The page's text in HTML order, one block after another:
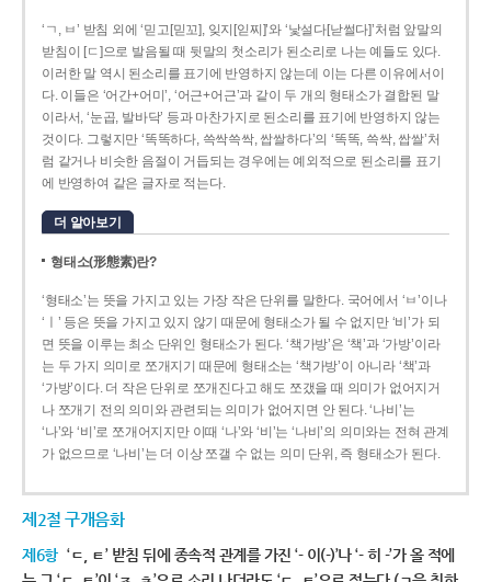
‘ㄱ, ㅂ’ 받침 외에 ‘믿고[믿꼬], 잊지[읻찌]’와 ‘낯설다[낟썰다]’처럼 앞말의
받침이 [ㄷ]으로 발음될 때 뒷말의 첫소리가 된소리로 나는 예들도 있다.
이러한 말 역시 된소리를 표기에 반영하지 않는데 이는 다른 이유에서이
다. 이들은 ‘어간+어미’, ‘어근+어근’과 같이 두 개의 형태소가 결합된 말
이라서, ‘눈곱, 발바닥’ 등과 마찬가지로 된소리를 표기에 반영하지 않는
것이다. 그렇지만 ‘똑똑하다, 쓱싹쓱싹, 쌉쌀하다’의 ‘똑똑, 쓱싹, 쌉쌀’처
럼 같거나 비슷한 음절이 거듭되는 경우에는 예외적으로 된소리를 표기
에 반영하여 같은 글자로 적는다.
더 알아보기
형태소(形態素)란?
‘형태소’는 뜻을 가지고 있는 가장 작은 단위를 말한다. 국어에서 ‘ㅂ’이나
‘ㅣ’ 등은 뜻을 가지고 있지 않기 때문에 형태소가 될 수 없지만 ‘비’가 되
면 뜻을 이루는 최소 단위인 형태소가 된다. ‘책가방’은 ‘책’과 ‘가방’이라
는 두 가지 의미로 쪼개지기 때문에 형태소는 ‘책가방’이 아니라 ‘책’과
‘가방’이다. 더 작은 단위로 쪼개진다고 해도 쪼갰을 때 의미가 없어지거
나 쪼개기 전의 의미와 관련되는 의미가 없어지면 안 된다. ‘나비’는
‘나’와 ‘비’로 쪼개어지지만 이때 ‘나’와 ‘비’는 ‘나비’의 의미와는 전혀 관계
가 없으므로 ‘나비’는 더 이상 쪼갤 수 없는 의미 단위, 즉 형태소가 된다.
제2절 구개음화
제6항 ‘ㄷ, ㅌ’ 받침 뒤에 종속적 관계를 가진 ‘- 이(-)’나 ‘- 히 -’가 올 적에